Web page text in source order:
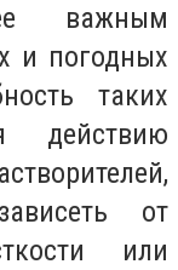
важным
и погодных
таких
действию
от
или